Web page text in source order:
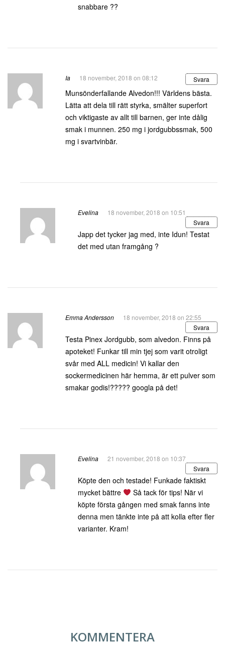
snabbare ??
Ia 18 november, 2018 on 08:12 Svara
Munsönderfallande Alvedon!!! Världens bästa.
Lätta att dela till rätt styrka, smälter superfort
och viktigaste av allt till barnen, ger inte dålig
smak i munnen. 250 mg i jordgubbssmak, 500
mg i svartvinbär.
Evelina
18 november, 2018 on 10:51
Svara
Japp det tycker jag med, inte Idun! Testat
det med utan framgång ?
Emma Andersson
18 november, 2018 on 22:55
Svara
Testa Pinex Jordgubb, som alvedon. Finns på
apoteket! Funkar till min tjej som varit otroligt
svår med ALL medicin! Vi kallar den
sockermedicinen här hemma, är ett pulver som
smakar godis!????? googla på det!
Evelina
21 november, 2018 on 10:37
Svara
Köpte den och testade! Funkade faktiskt
mycket bättre
Så tack för tips! När vi
köpte första gången med smak fanns inte
denna men tänkte inte på att kolla efter fler
varianter. Kram!
KOMMENTERA